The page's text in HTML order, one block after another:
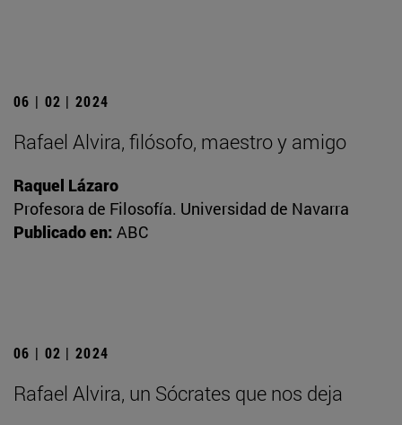
06 | 02 | 2024
Rafael Alvira, filósofo, maestro y amigo
Raquel Lázaro
Profesora de Filosofía. Universidad de Navarra
Publicado en: ABC
06 | 02 | 2024
Rafael Alvira, un Sócrates que nos deja